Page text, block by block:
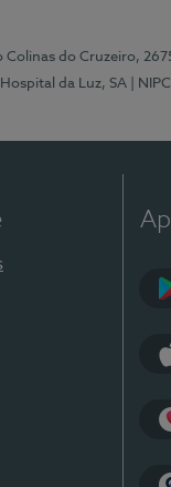
Colinas do Cruzeiro,
| Hospital da Luz, SA
|